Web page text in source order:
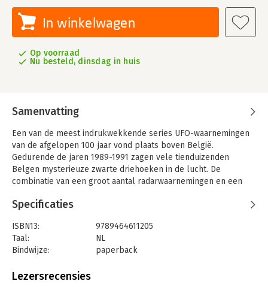
In winkelwagen
Op voorraad
Nu besteld, dinsdag in huis
Samenvatting
Een van de meest indrukwekkende series UFO-waarnemingen
van de afgelopen 100 jaar vond plaats boven België.
Gedurende de jaren 1989-1991 zagen vele tienduizenden
Belgen mysterieuze zwarte driehoeken in de lucht. De
combinatie van een groot aantal radarwaarnemingen en een
- in combinatie met een paar duizend UFO-rapporten vanuit het
Een hoofdrol in wat intussen “de Belgische UFO-Golf” was gaan
heten, was weggelegd voor generaal-majoor Wilfried de
leiding over het onderzoek naar de UFO’s. Tot drie keer toe
Specificaties
ISBN13:
9789464611205
Taal:
NL
Bindwijze:
paperback
Uitgever:
Lezersrecensies